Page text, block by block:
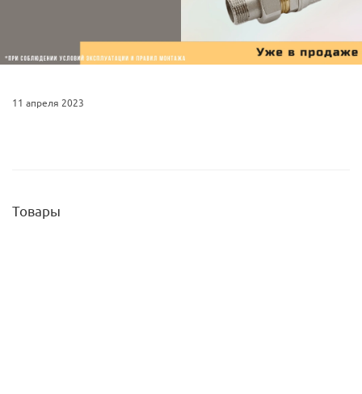
11 апреля 2023
Товары